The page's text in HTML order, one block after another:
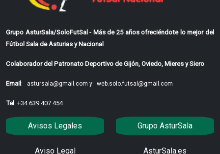
Grupo AsturSala/SoloFutSal - Más de 25 años ofreciéndote lo mejor del
Fútbol Sala de Asturias y Nacional
Colaborador del Patronato Deportivo de Gijón, Oviedo, Mieres y Siero
Email: astursala@gmail.com y web.solo.futsal@gmail.com
Tel: +34 639 407 454
Avisos Legales
Aviso Legal
Grupo AsturSala
AsturSala.es